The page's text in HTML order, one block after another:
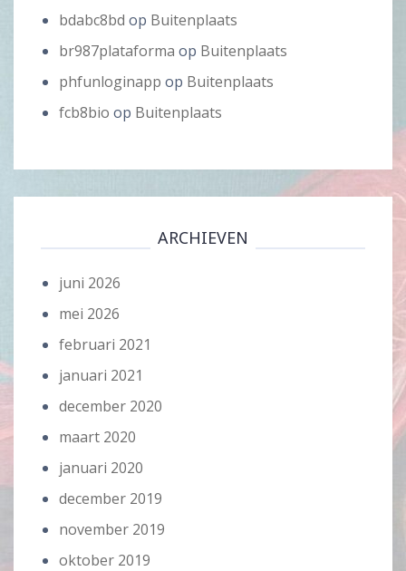
bdabc8bd op Buitenplaats
br987plataforma op Buitenplaats
phfunloginapp op Buitenplaats
fcb8bio op Buitenplaats
ARCHIEVEN
juni 2026
mei 2026
februari 2021
januari 2021
december 2020
maart 2020
januari 2020
december 2019
november 2019
oktober 2019